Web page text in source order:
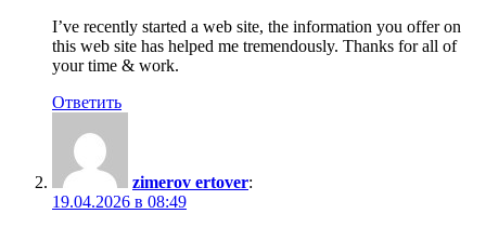
I’ve recently started a web site, the information you offer on
this web site has helped me tremendously. Thanks for all of
your time & work.
Ответить
zimerov ertover:
19.04.2026 в 08:49